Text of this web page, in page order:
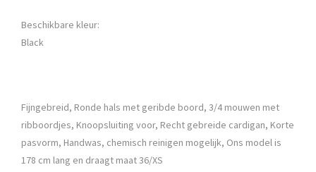
Beschikbare kleur:
Black
Fijngebreid, Ronde hals met geribde boord, 3/4 mouwen met
ribboordjes, Knoopsluiting voor, Recht gebreide cardigan, Korte
pasvorm, Handwas, chemisch reinigen mogelijk, Ons model is
178 cm lang en draagt maat 36/XS